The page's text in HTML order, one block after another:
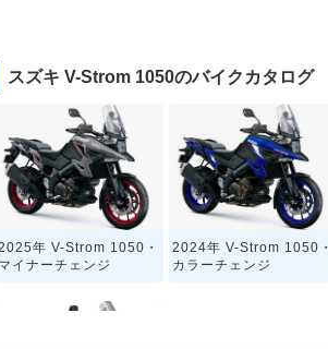
スズキ V-Strom 1050のバイクカタログ
年 V-Strom 1050・
マイナーチェンジ
2024年 V-Strom 1050・
カラーチェンジ